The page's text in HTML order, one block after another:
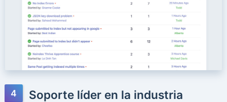
Soporte líder en la industria